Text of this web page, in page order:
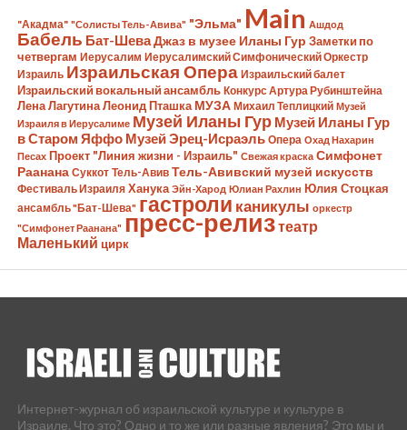
"Акадма" "Солисты Тель-Авива" "Эльма" Main Ашдод
Бабель Бат-ШеваДжаз в музее Иланы Гур Заметки по
четвергам Иерусалим Иерусалимский Симфонический Оркестр
Израиль Израильская Опера Израильский балет
Израильский вокальный ансамбль Конкурс Артура Рубинштейна
Лена Лагутина Леонид Пташка МУЗА Михаил Теплицкий Музей
Израиля в Иерусалиме Музей Иланы Гур Музей Иланы Гур
в Старом Яффо Музей Эрец-Исраэль Опера Охад Нахарин
Песах Проект "Линия жизни - Израиль" Свежая краска Симфонет
Раанана Суккот Тель-Авив Тель-Авивский музей искусств
Фестиваль Израиля Ханука Эйн-Харод Юлиан Рахлин Юлия Стоцкая
ансамбль "Бат-Шева" гастроли каникулы оркестр
"Симфонет Раанана" пресс-релизтеатр
Маленький цирк
Интернет-журнал об израильской культуре и культуре в
Израиле. Что это? Одно и то же или разные явления? Это мы и